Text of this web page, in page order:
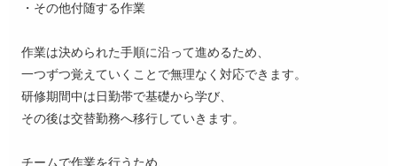
・その他付随する作業
作業は決められた手順に沿って進めるため、
一つずつ覚えていくことで無理なく対応できます。
研修期間中は日勤帯で基礎から学び、
その後は交替勤務へ移行していきます。
チームで作業を行うため、